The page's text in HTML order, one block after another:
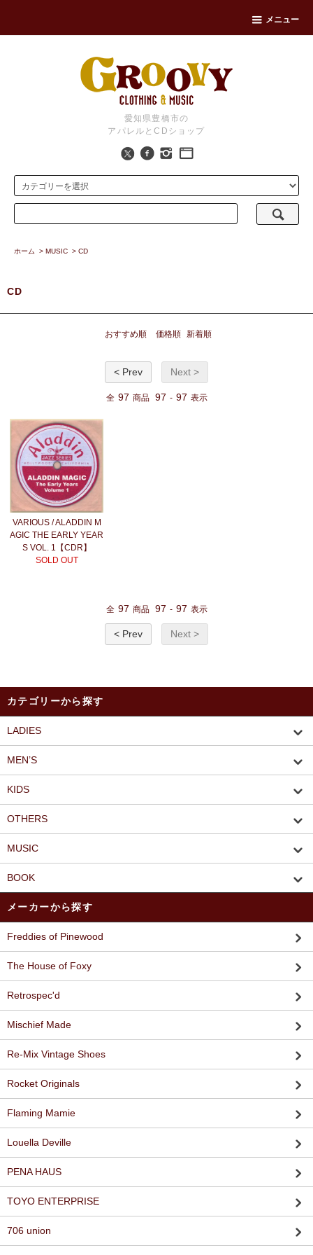
メニュー
愛知県豊橋市の
アパレルとCDショップ
ホーム > MUSIC > CD
CD
おすすめ順 価格順 新着順
< Prev Next >
全 97 商品 97 - 97 表示
VARIOUS / ALADDIN M
AGIC THE EARLY YEAR
S VOL. 1【CDR】
SOLD OUT
全 97 商品 97 - 97 表示
< Prev Next >
カテゴリーから探す
LADIES
MEN’S
KIDS
OTHERS
MUSIC
BOOK
メーカーから探す
Freddies of Pinewood
The House of Foxy
Retrospec'd
Mischief Made
Re-Mix Vintage Shoes
Rocket Originals
Flaming Mamie
Louella Deville
PENA HAUS
TOYO ENTERPRISE
706 union